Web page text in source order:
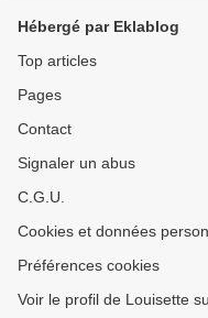
Hébergé par Eklablog
Top articles
Pages
Contact
Signaler un abus
C.G.U.
Cookies et données
Préférences cookies
Voir le profil de Louisette